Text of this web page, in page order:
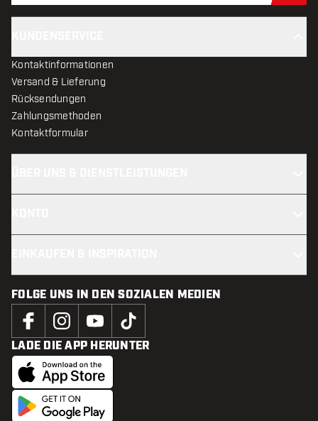
Kontaktinformationen
Versand & Lieferung
Rücksendungen
Zahlungsmethoden
Kontaktformular
FOLGE UNS IN DEN SOZIALEN MEDIEN
LADE DIE APP HERUNTER